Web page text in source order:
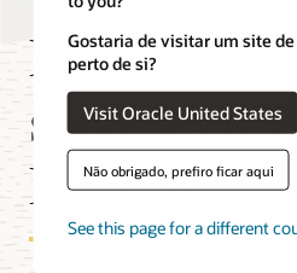
Gostaria de visitar um site
perto de si?
Visit Oracle United States
Não obrigado, prefiro ficar aqui
See this page for a different
Perguntas
sobre a OCI
Dedicated